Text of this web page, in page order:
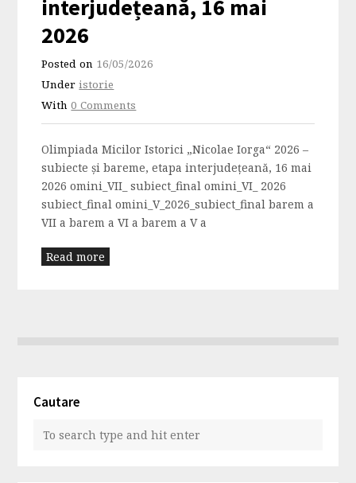
interjudețeană, 16 mai
2026
Posted on 16/05/2026
Underistorie
With0 Comments
Olimpiada Micilor Istorici „Nicolae Iorga“ 2026 –
subiecte și bareme, etapa interjudețeană, 16 mai
2026 omini_VII_ subiect_final omini_VI_ 2026
subiect_final omini_V_2026_subiect_final barem a
VII a barem a VI a barem a V a
Read more
Cautare